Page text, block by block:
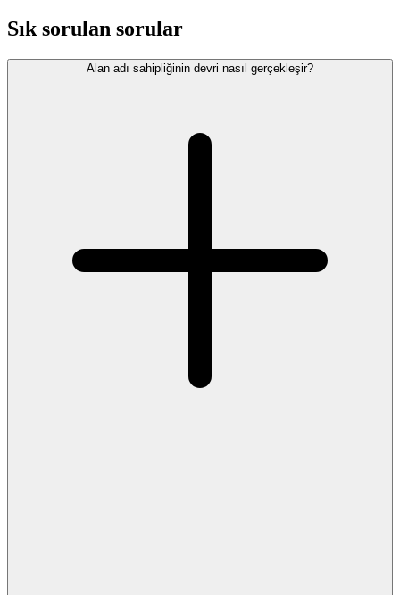
Sık sorulan sorular
Alan adı sahipliğinin devri nasıl gerçekleşir?